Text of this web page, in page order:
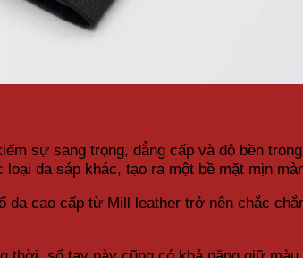
sự sang trọng, đẳng cấp và độ bền
da sáp khác, tạo ra một bề mặt mịn
cao cấp từ Mill leather trở nên chắc